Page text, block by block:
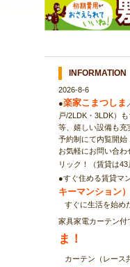
INFORMATION
2026-8-6
●楽家こまつしま
戸/2LDK・3LDK）
等、嬉しい設備も充
予約制にて内覧開始
お気軽にお問い合わ
リック！（賃貸は
●すぐ住める賃貸マ
キーマンション）
すぐに生活を始め
家具家電カーテン付
ま！
カーテン（レース